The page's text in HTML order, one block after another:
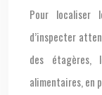
Pour localiser
d’inspecter
des étagères,
alimentaires, en